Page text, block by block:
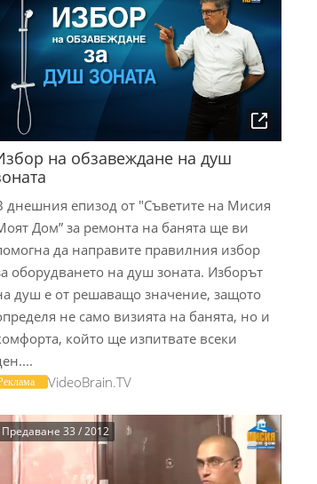
на обзавеждане на душ
днешния епизод от "Съветите на Мисия
Дом” за ремонта на банята ще ви
да направите правилния избор
оборудването на душ зоната. Изборът
душ е от решаващо значение, защото
не само визията на банята, но и
който ще изпитвате всеки
VideoBrain.TV
Предаване 33 / 2012